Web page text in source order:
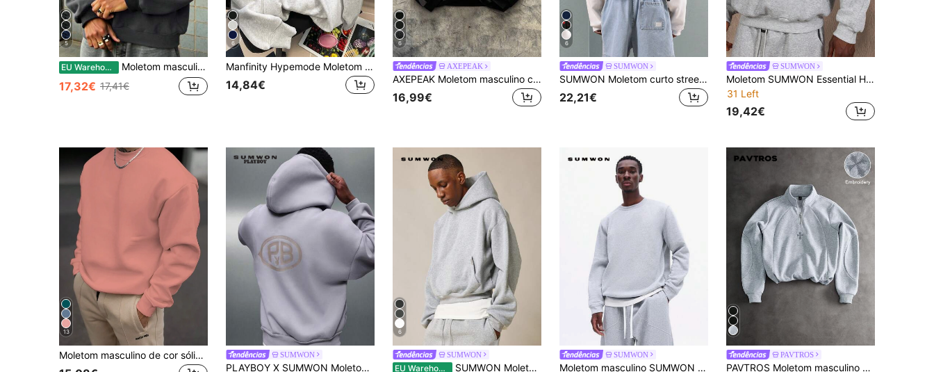
5
EU Warehouse Moletom masculino com bordado de letras, manga longa.
17,32€ 17,41€
6
Manfinity Hypemode Moletom masculino "Relaxa, cara! Relaxa, é livre!" com estampa de desenho animado, gola redonda e forro térmico. Moletom clássico cinza, versátil e casual, manga longa.
14,84€
6
AXEPEAK
AXEPEAK Moletom masculino com gola redonda e manga comprida, ajuste solto, outono, inverno
16,99€
6
SUMWON
SUMWON Moletom curto streetwear com estampa de letra universitária, design de marca internacional, declaração urbana athleisure, confortável, casual, estilo jovem, pullover
22,21€
SUMWON
Moletom SUMWON Essential Heavyweight Oversized com Gola Redonda, Textura Mesclada Clássica, Ideal para Relaxar, Estilo Streetwear, Confortável para Outono e Inverno, Casual e Liso
31 Left
19,42€
13
Moletom masculino de cor sólida, estilo pulôver, para primavera e outono, manga longa. SUMWON
PLAYBOY X SUMWON Moletom cropped oversized com zíper frontal, capuz com cordão e bolso central nas costas. Estampa com logo. Ideal para o inverno e outono. Estilo casual streetwear.
6
SUMWON
EU Warehouse SUMWON Moletom com capuz Essential Heavyweight Oversized com cordão e bolso central
SUMWON
Moletom masculino SUMWON cinza mesclado com gola redonda e mangas compridas, modelo casual liso.
PAVTROS
PAVTROS Moletom masculino streetwear mais vendido com zíper parcial, design patchwork, pequeno logotipo bordado, reunião de amigos, presente para namorado/marido, presente de aniversário, moletom masculino